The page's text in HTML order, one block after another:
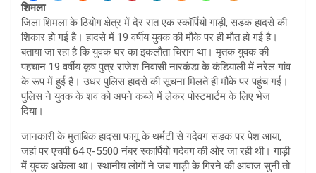
शिमला
जिला शिमला के ठियोग क्षेत्र में देर रात एक स्कॉर्पियो गाड़ी, सड़क हादसे की ​
शिकार हो गई है। हादसे में 19 वर्षीय युवक की मौके पर ही मौत हो गई है।
बताया जा रहा है कि युवक घर का इकलौता चिराग था। मृतक युवक की
पहचान 19 वर्षीय कृष पुत्र राजेश निवासी नारकंडा के कंडियाली में नरेल गांव
के रूप में हुई है। उधर पुलिस हादसे की सूचना मिलते ही मौके पर पहुंच गई।
पुलिस ने युवक के शव को अपने कब्जे में लेकर पोस्टमार्टम के लिए भेज
दिया।
जानकारी के मुताबिक हादसा फागू के थर्मटी से गदेवग सड़क पर पेश आया,
जहां पर एचपी 64 ए-5500 नंबर स्कार्पियो गदेवग की ओर जा रही थी। गाड़ी
में युवक अकेला था। स्थानीय लोगों ने जब गाड़ी के गिरने की आवाज सुनी तो